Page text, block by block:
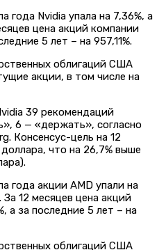
года Nvidia упала на 7,36%, а
цена акций компании
5 лет – на 957,11%.
39 рекомендаций
6 — «держать», согласно
Консенсус-цель на 12
что на 26,7% выше
года акции AMD упали на
За 12 месяцев цена акций
а за последние 5 лет – на